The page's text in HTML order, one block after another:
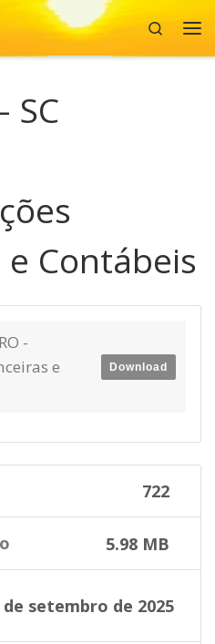
Search
SC
Contábeis
-
e
Download
722
5.98 MB
de setembro de 2025